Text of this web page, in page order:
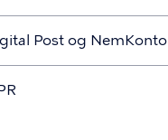
Post og NemKonto